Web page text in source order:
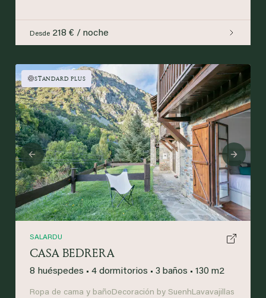
STANDARD PLUS
Previous Next
SALARDU
CASA BEDRERA
8 huéspedes • 4 dormitorios • 3 baños • 130 m2
Ropa de cama y bañoDecoración by SuenhLavavajillas
Desde 218 € / noche